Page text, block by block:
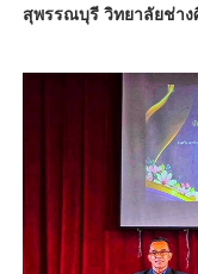
สุพรรณบุรี วิทยาลัยช่า